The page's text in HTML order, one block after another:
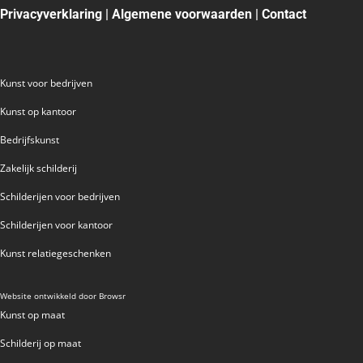
MATTIE SCHILDERS
MUNNIK
PETER BASTIAANSEN
RON VAN DE WERF
RONALD BOONACKER
SJER JACOBS
THEO KOSTER
TINEKE ROIJMANS
Privacyverklaring | Algemene voorwaarden | Contact
Kunst voor bedrijven
Kunst op kantoor
Bedrijfskunst
Zakelijk schilderij
Schilderijen voor bedrijven
Schilderijen voor kantoor
Kunst relatiegeschenken
Website ontwikkeld door Browsr
Kunst op maat
Schilderij op maat